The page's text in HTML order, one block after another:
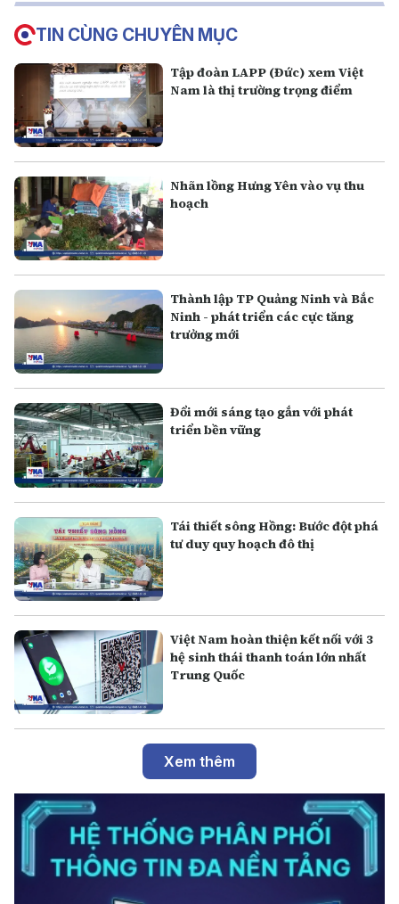
TIN CÙNG CHUYÊN MỤC
Tập đoàn LAPP (Đức) xem Việt
Nam là thị trường trọng điểm
Nhãn lồng Hưng Yên vào vụ thu
hoạch
Thành lập TP Quảng Ninh và Bắc
Ninh - phát triển các cực tăng
trưởng mới
Đổi mới sáng tạo gắn với phát
triển bền vững
Tái thiết sông Hồng: Bước đột phá
tư duy quy hoạch đô thị
Việt Nam hoàn thiện kết nối với 3
hệ sinh thái thanh toán lớn nhất
Trung Quốc
Xem thêm